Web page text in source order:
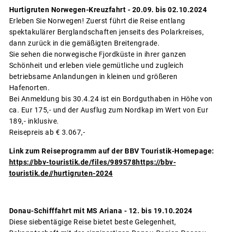
Hurtigruten Norwegen-Kreuzfahrt - 20.09. bis 02.10.2024
Erleben Sie Norwegen! Zuerst führt die Reise entlang
spektakulärer Berglandschaften jenseits des Polarkreises,
dann zurück in die gemäßigten Breitengrade.
Sie sehen die norwegische Fjordküste in ihrer ganzen
Schönheit und erleben viele gemütliche und zugleich
betriebsame Anlandungen in kleinen und größeren
Hafenorten.
Bei Anmeldung bis 30.4.24 ist ein Bordguthaben in Höhe von
ca. Eur 175,- und der Ausflug zum Nordkap im Wert von Eur
189,- inklusive.
Reisepreis ab € 3.067,-
Link zum Reiseprogramm auf der BBV Touristik-Homepage:
https://bbv-touristik.de/files/989578https://bbv-
touristik.de//hurtigruten-2024
Donau-Schifffahrt mit MS Ariana - 12. bis 19.10.2024
Diese siebentägige Reise bietet beste Gelegenheit,